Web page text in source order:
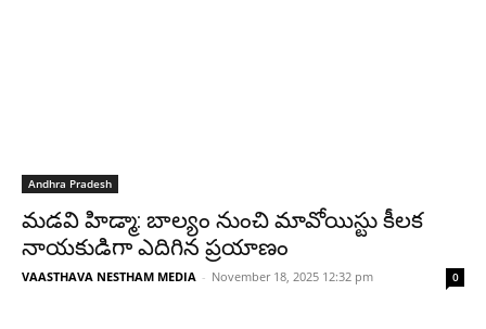
Andhra Pradesh
మడవి హిడ్మా: బాల్యం నుంచి మావోయిస్టు కీలక
నాయకుడిగా ఎదిగిన ప్రయాణం
VAASTHAVA NESTHAM MEDIA - November 18, 2025 12:32 pm 0